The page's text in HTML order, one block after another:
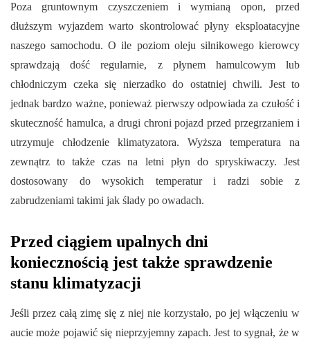
Poza gruntownym czyszczeniem i wymianą opon, przed
dłuższym wyjazdem warto skontrolować płyny eksploatacyjne
naszego samochodu. O ile poziom oleju silnikowego kierowcy
sprawdzają dość regularnie, z płynem hamulcowym lub
chłodniczym czeka się nierzadko do ostatniej chwili. Jest to
jednak bardzo ważne, ponieważ pierwszy odpowiada za czułość i
skuteczność hamulca, a drugi chroni pojazd przed przegrzaniem i
utrzymuje chłodzenie klimatyzatora. Wyższa temperatura na
zewnątrz to także czas na letni płyn do spryskiwaczy. Jest
dostosowany do wysokich temperatur i radzi sobie z
zabrudzeniami takimi jak ślady po owadach.
Przed ciągiem upalnych dni
koniecznością jest także sprawdzenie
stanu klimatyzacji
Jeśli przez całą zimę się z niej nie korzystało, po jej włączeniu w
aucie może pojawić się nieprzyjemny zapach. Jest to sygnał, że w